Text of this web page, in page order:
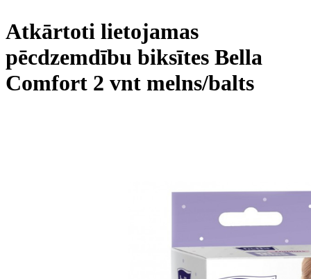
Atkārtoti lietojamas
pēcdzemdību biksītes Bella
Comfort 2 vnt melns/balts